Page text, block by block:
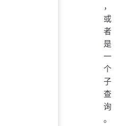
，
或
者
是
一
个
子
查
询
。